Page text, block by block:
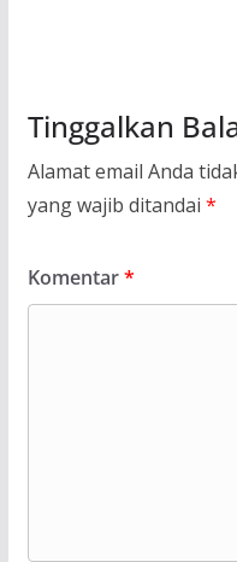
Tinggalkan
Alamat email Anda
yang wajib ditandai *
Komentar*